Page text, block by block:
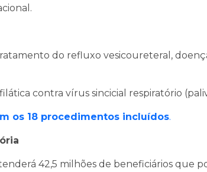
do refluxo vesicoureteral,
contra vírus sincicial respiratório
os 18 procedimentos incluídos.
42,5 milhões de beneficiários que